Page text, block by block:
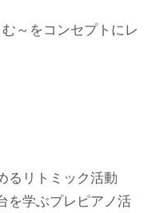
～をコンセプトにレ
るリトミック活動
を学ぶプレピアノ活